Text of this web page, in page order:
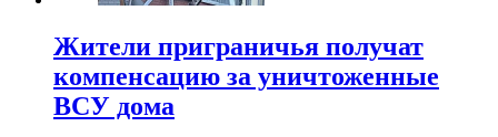
Жители приграничья получат
компенсацию за уничтоженные
ВСУ дома